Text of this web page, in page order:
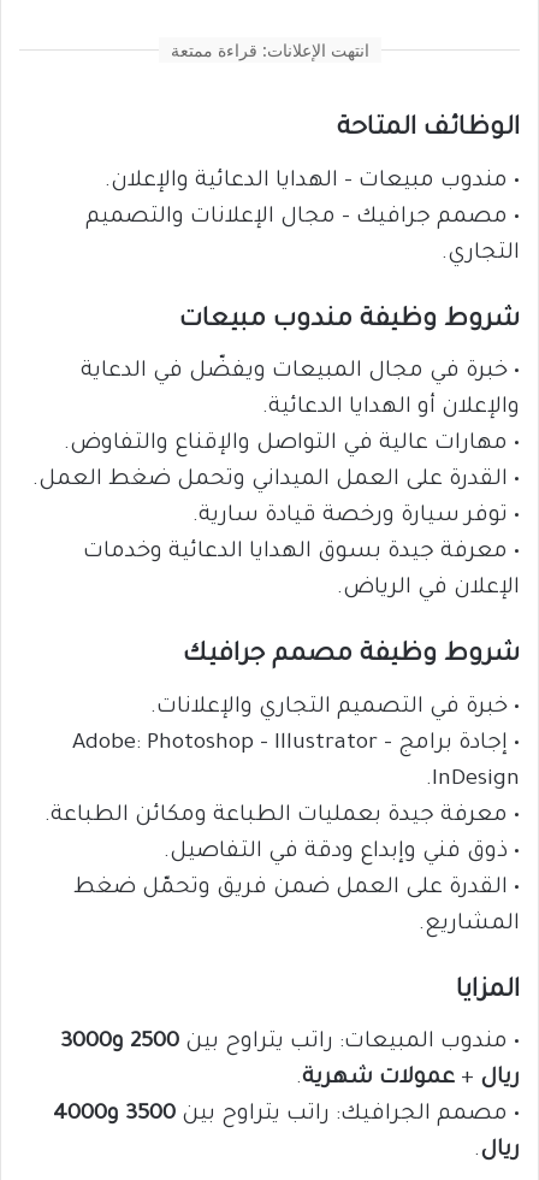
انتهت الإعلانات: قراءة ممتعة
الوظائف المتاحة
• مندوب مبيعات – الهدايا الدعائية والإعلان.
• مصمم جرافيك – مجال الإعلانات والتصميم
التجاري.
شروط وظيفة مندوب مبيعات
• خبرة في مجال المبيعات ويفضّل في الدعاية
والإعلان أو الهدايا الدعائية.
• مهارات عالية في التواصل والإقناع والتفاوض.
• القدرة على العمل الميداني وتحمل ضغط العمل.
• توفر سيارة ورخصة قيادة سارية.
• معرفة جيدة بسوق الهدايا الدعائية وخدمات
الإعلان في الرياض.
شروط وظيفة مصمم جرافيك
• خبرة في التصميم التجاري والإعلانات.
• إجادة برامج Adobe: Photoshop – Illustrator –
InDesign.
• معرفة جيدة بعمليات الطباعة ومكائن الطباعة.
• ذوق فني وإبداع ودقة في التفاصيل.
• القدرة على العمل ضمن فريق وتحمّل ضغط
المشاريع.
المزايا
• مندوب المبيعات: راتب يتراوح بين
2500 و3000
ريال + عمولات شهرية.
• مصمم الجرافيك: راتب يتراوح بين
3500 و4000
ريال.